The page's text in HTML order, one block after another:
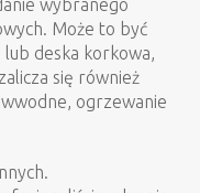
wybranego
Może to być
deska korkowa,
się również
ogrzewanie